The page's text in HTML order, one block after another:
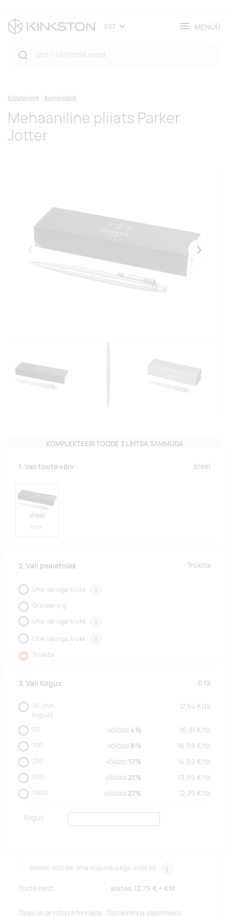
EST MENÜÜ
Kirjutamine Komplektid
Mehaaniline pliiats Parker
Jotter
KOMPLEKTEERI TOODE 3 LIHTSA SAMMUGA
1. Vali toote värv steel
steel
527 tk
2. Vali pealetrükk Trükita
Ühe värviga trükk i
Graveering
Ühe värviga trükk
i
Ühe värviga trükk i
Trükita
3. Vali Kogus 0 tk
10 (min.
kogus)
17,54 €/tk
50 võidad 4% 16,81 €/tk
100 võidad 8% 16,08 €/tk
250 võidad 17% 14,62 €/tk
500 võidad 21% 13,89 €/tk
1000 võidad 27% 12,79 €/tk
Kogus
Soovin tootele oma kujundusega ümbrist i
Toote hind alates 12,79 € + KM
Tegu on arvatava hinnaga. Täpse hinna saamiseks